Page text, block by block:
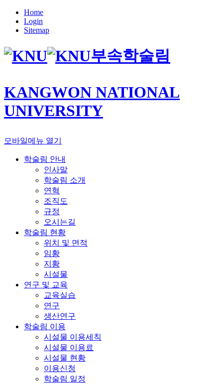
Home
Login
Sitemap
부속학술림
KANGWON NATIONAL
UNIVERSITY
모바일메뉴 열기
학술림 안내
인사말
학술림 소개
연혁
조직도
규정
오시는길
학술림 현황
위치 및 면적
임황
지황
시설물
연구 및 교육
교육실습
연구
생산연구
학술림 이용
시설물 이용세칙
시설물 이용료
시설물 현황
이용신청
학술림 일정